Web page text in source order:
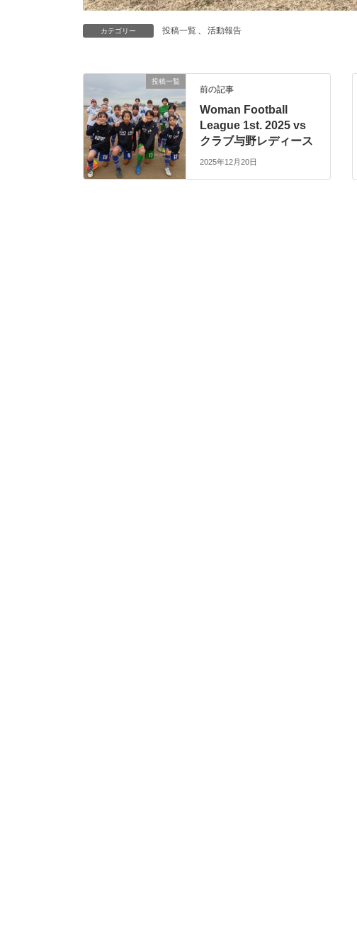
カテゴリー 投稿一覧 、 活動報告
投稿一覧
前の記事
Woman Football
League 1st. 2025 vs
クラブ与野レディース
2025年12月20日